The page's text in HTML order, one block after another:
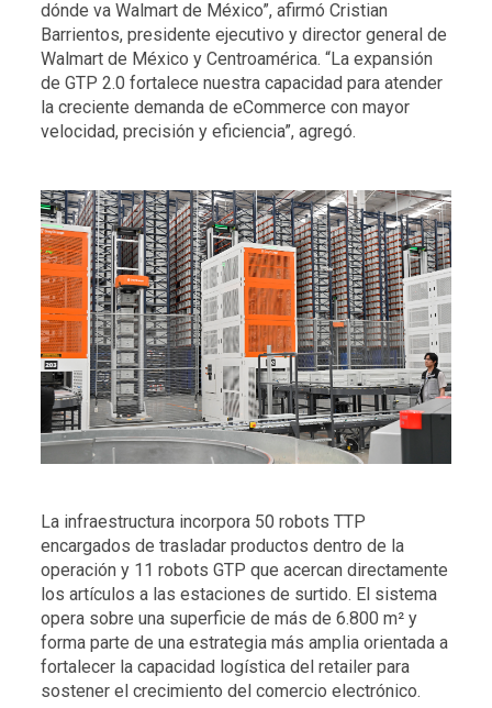
dónde va Walmart de México”, afirmó Cristian
Barrientos, presidente ejecutivo y director general de
Walmart de México y Centroamérica. “La expansión
de GTP 2.0 fortalece nuestra capacidad para atender
la creciente demanda de eCommerce con mayor
velocidad, precisión y eficiencia”, agregó.
La infraestructura incorpora 50 robots TTP
encargados de trasladar productos dentro de la
operación y 11 robots GTP que acercan directamente
los artículos a las estaciones de surtido. El sistema
opera sobre una superficie de más de 6.800 m² y
forma parte de una estrategia más amplia orientada a
fortalecer la capacidad logística del retailer para
sostener el crecimiento del comercio electrónico.